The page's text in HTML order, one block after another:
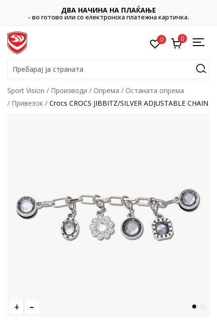
ДВА НАЧИНА НА ПЛАЌАЊЕ
- во готово или со електронска платежна картичка.
0 0
Пребарај ја страната
Sport Vision Производи Опрема
Останата опрема
Привезок
Crocs CROCS JIBBITZ/SILVER ADJUSTABLE CHAIN